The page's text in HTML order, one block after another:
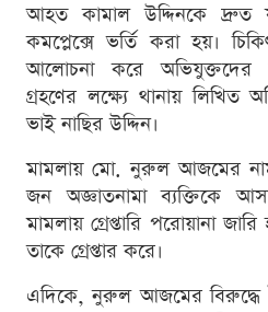
আহত কামাল উদ্দিনকে দ্রুত
কমপ্লেক্সে ভর্তি করা হয়।
আলোচনা করে অভিযুক্তদের
গ্রহণের লক্ষ্যে থানায় লিখিত
ভাই নাছির উদ্দিন।
মামলায় মো. নুরুল আজমের
জন অজ্ঞাতনামা ব্যক্তিকে
মামলায় গ্রেপ্তারি পরোয়ানা
তাকে গ্রেপ্তার করে।
এদিকে, নুরুল আজমের বিরুদ্ধে